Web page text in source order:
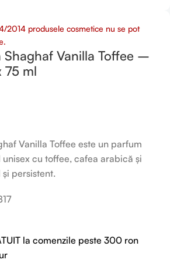
2014 produsele cosmetice nu se pot
Shaghaf Vanilla Toffee –
75 ml
Vanilla Toffee este un parfum
cu toffee, cafea arabică și
persistent.
la comenzile peste 300 ron